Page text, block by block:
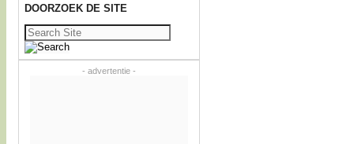
DOORZOEK DE SITE
Zoeken
naar:
- advertentie -